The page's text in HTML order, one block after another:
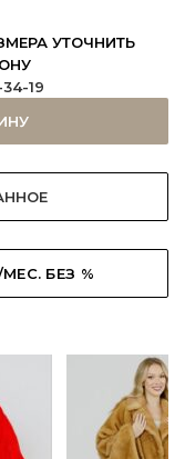
УТОЧНИТЬ
19
БЕЗ %